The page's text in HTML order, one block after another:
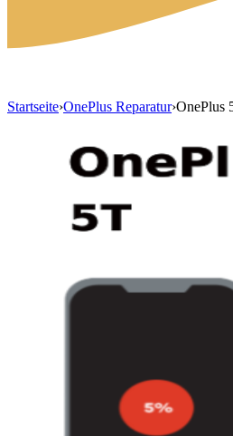
Startseite›OnePlus Reparatur›OnePlus